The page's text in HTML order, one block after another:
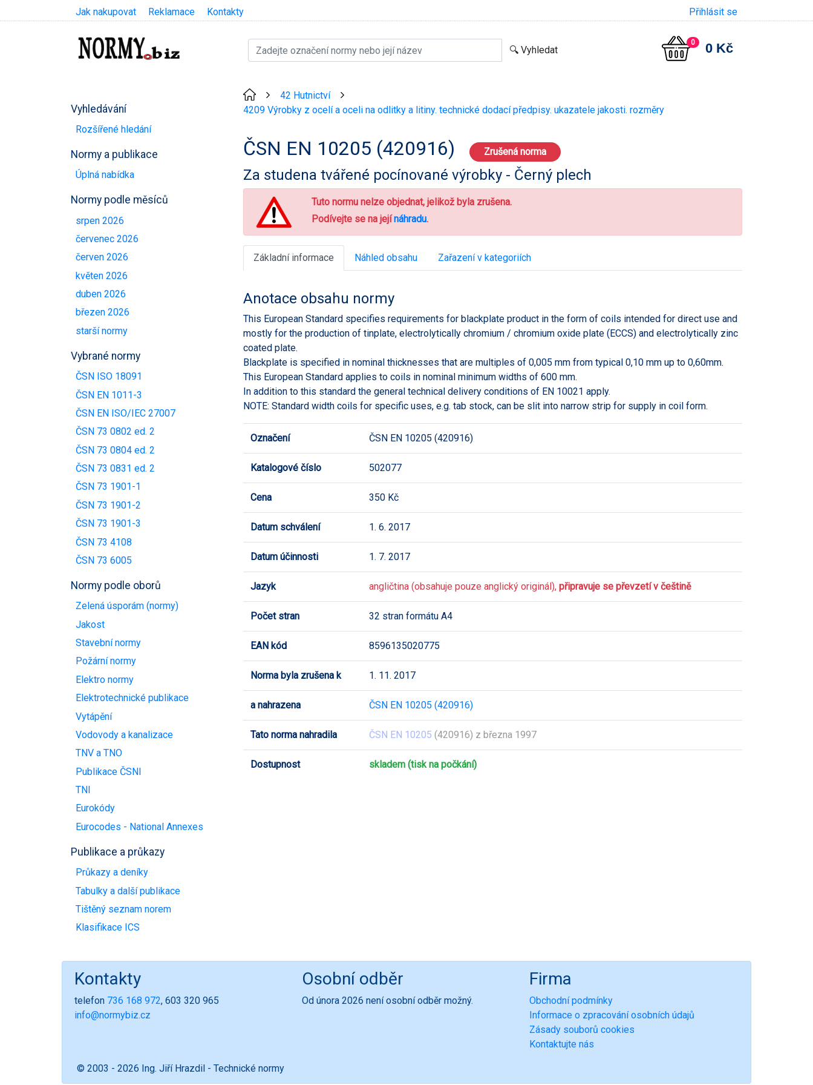
Jak nakupovat Reklamace Kontakty Přihlásit se
0 0 Kč
Vyhledávání
Rozšířené hledání
Normy a publikace
Úplná nabídka
Normy podle měsíců
srpen 2026
červenec 2026
červen 2026
květen 2026
duben 2026
březen 2026
starší normy
Vybrané normy
ČSN ISO 18091
ČSN EN 1011-3
ČSN EN ISO/IEC 27007
ČSN 73 0802 ed. 2
ČSN 73 0804 ed. 2
ČSN 73 0831 ed. 2
ČSN 73 1901-1
ČSN 73 1901-2
ČSN 73 1901-3
ČSN 73 4108
ČSN 73 6005
Normy podle oborů
Zelená úsporám (normy)
Jakost
Stavební normy
Požární normy
Elektro normy
Elektrotechnické publikace
Vytápění
Vodovody a kanalizace
TNV a TNO
Publikace ČSNI
TNI
Eurokódy
Eurocodes - National Annexes
Publikace a průkazy
Průkazy a deníky
Tabulky a další publikace
Tištěný seznam norem
Klasifikace ICS
42 Hutnictví
4209 Výrobky z ocelí a oceli na odlitky a litiny. technické dodací předpisy. ukazatele jakosti. rozměry
ČSN EN 10205 (420916) Zrušená norma
Za studena tvářené pocínované výrobky - Černý plech
Tuto normu nelze objednat, jelikož byla zrušena.
Podívejte se na jejínáhradu.
Základní informace Náhled obsahu Zařazení v kategoriích
Anotace obsahu normy
This European Standard specifies requirements for blackplate product in the form of coils intended for direct use and
mostly for the production of tinplate, electrolytically chromium / chromium oxide plate (ECCS) and electrolytically zinc
coated plate.
Blackplate is specified in nominal thicknesses that are multiples of 0,005 mm from typical 0,10 mm up to 0,60mm.
This European Standard applies to coils in nominal minimum widths of 600 mm.
In addition to this standard the general technical delivery conditions of EN 10021 apply.
NOTE: Standard width coils for specific uses, e.g. tab stock, can be slit into narrow strip for supply in coil form.
Označení ČSN EN 10205 (420916)
Katalogové číslo 502077
Cena 350 Kč
Datum schválení 1. 6. 2017
Datum účinnosti 1. 7. 2017
Jazyk angličtina (obsahuje pouze anglický originál), připravuje se převzetí v češtině
Počet stran 32 stran formátu A4
EAN kód 8596135020775
Norma byla zrušena k 1. 11. 2017
a nahrazena ČSN EN 10205 (420916)
Tato norma nahradila ČSN EN 10205 (420916) z března 1997
Dostupnost skladem (tisk na počkání)
Kontakty
telefon 736 168 972, 603 320 965
info@normybiz.cz
Osobní odběr
Od února 2026 není osobní odběr možný.
Firma
Obchodní podmínky
Informace o zpracování osobních údajů
Zásady souborů cookies
Kontaktujte nás
© 2003 - 2026 Ing. Jiří Hrazdil - Technické normy